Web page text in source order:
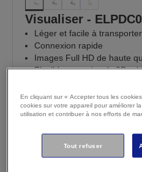
Visualiser -
Léger et facile à transporter
Connexion rapide
Images Full HD de haute
Flexible pour visuels 2D,
En cliquant sur « Accepter tous les
cookies sur votre appareil pour améliorer
utilisation et contribuer à nos efforts de
Tout refuser